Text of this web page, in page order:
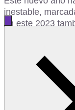
Abrir menú principal
inestable,
en este 2023
cambios en
Por otro lado,
se enfrenta la
puede estar al